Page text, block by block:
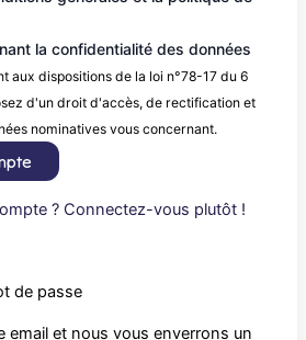
la confidentialité des données
aux dispositions de la loi n°78-17 du 6
d'un droit d'accès, de rectification et
nominatives vous concernant.
? Connectez-vous plutôt !
de passe
email et nous vous enverrons un